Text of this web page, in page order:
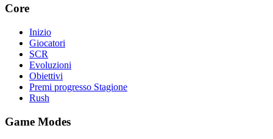
Core
Inizio
Giocatori
SCR
Evoluzioni
Obiettivi
Premi progresso Stagione
Rush
Game Modes